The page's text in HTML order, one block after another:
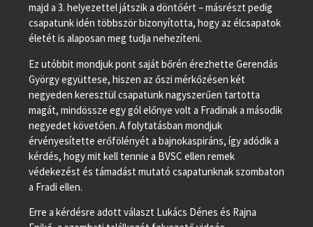
majd a 3. helyezettel játszik a döntőért – másrészt pedig
csapatunk idén többször bizonyította, hogy az élcsapatok
életét is alaposan meg tudja nehezíteni.
Ez utóbbit mondjuk pont saját bőrén érezhette Gerendás
György együttese, hiszen az őszi mérkőzésen két
negyeden keresztül csapatunk nagyszerűen tartotta
magát, mindössze egy gól előnye volt a Fradinak a második
negyedet követően. A folytatásban mondjuk
érvényesítette erőfölényét a bajnokaspiráns, így adódik a
kérdés, hogy mit kell tennie a BVSC ellen remek
védekezést és támadást mutató csapatunknak szombaton
a Fradi ellen.
Erre a kérdésre adott választ Lukács Dénes és Rajna